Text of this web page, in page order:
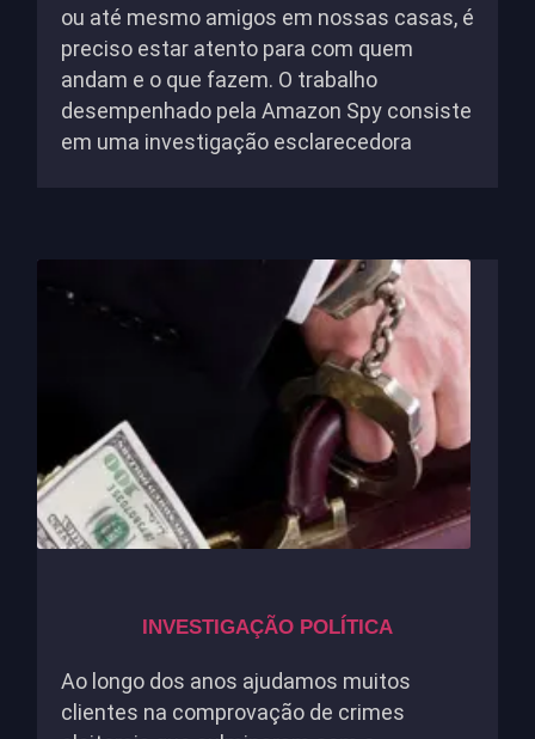
ou até mesmo amigos em nossas casas, é
preciso estar atento para com quem
andam e o que fazem. O trabalho
desempenhado pela Amazon Spy consiste
em uma investigação esclarecedora
INVESTIGAÇÃO POLÍTICA
Ao longo dos anos ajudamos muitos
clientes na comprovação de crimes